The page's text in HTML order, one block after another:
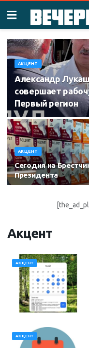
АКЦЕНТ
Александр
совершает
Первый регион
АКЦЕНТ
Сегодня на
Президента
Акцент
АКЦЕНТ
АКЦЕНТ